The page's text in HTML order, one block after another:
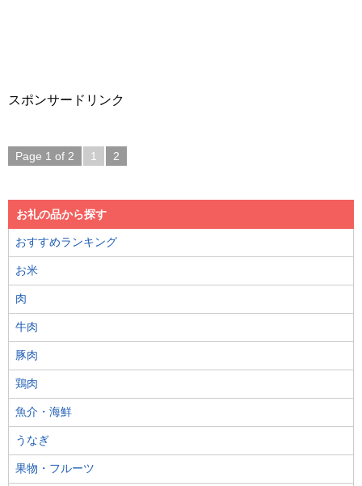
スポンサードリンク
Page 1 of 2 1 2
お礼の品から探す
おすすめランキング
お米
肉
牛肉
豚肉
鶏肉
魚介・海鮮
うなぎ
果物・フルーツ